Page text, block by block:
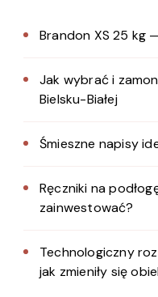
Brandon XS 25 kg
Jak wybrać i
Bielsku-Białej
Śmieszne napisy
Ręczniki na
zainwestować?
Technologiczny
jak zmieniły się